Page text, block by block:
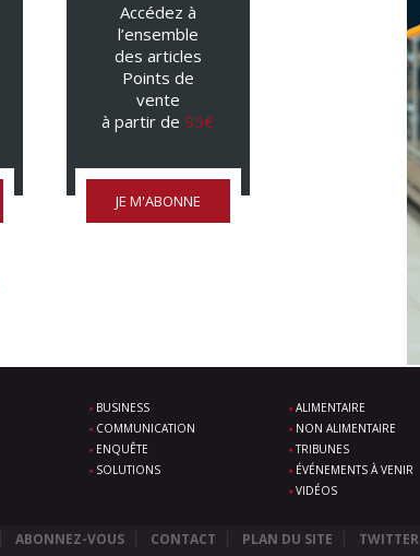
Accédez à
l’ensemble
des articles
Points de
vente
à partir de 95€
JE M'ABONNE
BUSINESS
COMMUNICATION
ENQUÊTE
SOLUTIONS
ALIMENTAIRE
NON ALIMENTAIRE
TRIBUNES
ÉVÉNEMENTS À VENIR
VIDÉOS
ABONNEZ-VOUS CONTACT PLAN DU SITE TWITTER